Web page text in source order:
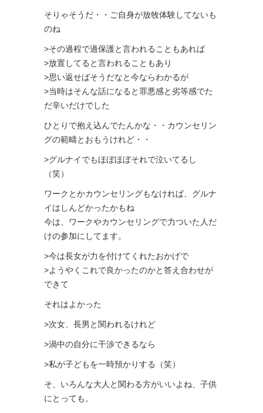
そりゃそうだ・・ご自身が放牧体験してないも
のね
>その過程で過保護と言われることもあれば
>放置してると言われることもあり
>思い返せばそうだなと今ならわかるが
>当時はそんな話になると罪悪感と劣等感でた
だ辛いだけでした
ひとりで抱え込んでたんかな・・カウンセリン
グの範疇とおもうけれど・・
>グルナイでもほぼほぼそれで泣いてるし
（笑）
ワークとかカウンセリングもなければ、グルナ
イはしんどかったかもね
今は、ワークやカウンセリングで力ついた人だ
けの参加にしてます。
>今は長女が力を付けてくれたおかげで
>ようやくこれで良かったのかと答え合わせが
できて
それはよかった
>次女、長男と関われるけれど
>渦中の自分に干渉できるなら
>私が子どもを一時預かりする（笑）
そ、いろんな大人と関わる方がいいよね、子供
にとっても。